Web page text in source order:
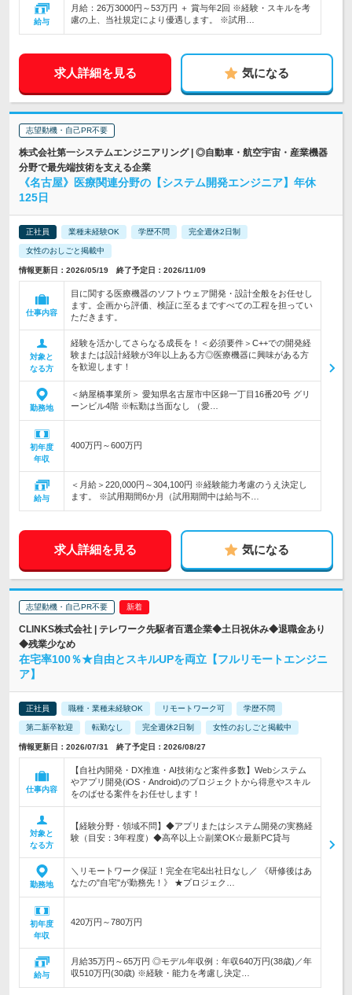
給与
月給：26万3000円～53万円 ＋ 賞与年2回 ※経験・スキルを考
慮の上、当社規定により優遇します。 ※試用…
求人詳細を見る 気になる
志望動機・自己PR不要
株式会社第一システムエンジニアリング | ◎自動車・航空宇宙・産業機器
分野で最先端技術を支える企業
《名古屋》医療関連分野の【システム開発エンジニア】年休
125日
正社員 業種未経験OK 学歴不問 完全週休2日制
女性のおしごと掲載中
情報更新日：2026/05/19 終了予定日：2026/11/09
仕事内容
目に関する医療機器のソフトウェア開発・設計全般をお任せし
ます。企画から評価、検証に至るまですべての工程を担ってい
ただきます。
対象と
なる方
経験を活かしてさらなる成長を！＜必須要件＞C++での開発経
験または設計経験が3年以上ある方◎医療機器に興味がある方
を歓迎します！
勤務地
＜納屋橋事業所＞ 愛知県名古屋市中区錦一丁目16番20号 グリ
ーンビル4階 ※転勤は当面なし （愛…
初年度
年収
400万円～600万円
給与
＜月給＞220,000円～304,100円 ※経験能力考慮のうえ決定し
ます。 ※試用期間6か月（試用期間中は給与不…
求人詳細を見る 気になる
志望動機・自己PR不要
CLINKS株式会社 | テレワーク先駆者百選企業◆土日祝休み◆退職金あり
◆残業少なめ
在宅率100％★自由とスキルUPを両立【フルリモートエンジニ
ア】
正社員 職種・業種未経験OK リモートワーク可 学歴不問
第二新卒歓迎 転勤なし 完全週休2日制 女性のおしごと掲載中
情報更新日：2026/07/31 終了予定日：2026/08/27
仕事内容
【自社内開発・DX推進・AI技術など案件多数】Webシステム
やアプリ開発(iOS・Android)のプロジェクトから得意やスキル
をのばせる案件をお任せします！
対象と
なる方
【経験分野・領域不問】◆アプリまたはシステム開発の実務経
験（目安：3年程度）◆高卒以上☆副業OK☆最新PC貸与
勤務地
＼リモートワーク保証！完全在宅&出社日なし／ 《研修後はあ
なたの"自宅"が勤務先！》 ★プロジェク…
初年度
年収
420万円～780万円
給与
月給35万円～65万円 ◎モデル年収例：年収640万円(38歳)／年
収510万円(30歳) ※経験・能力を考慮し決定…